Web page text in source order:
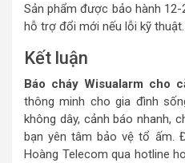
Sản phẩm được bảo hành
hỗ trợ đổi mới nếu lỗi kỹ thuật.
Kết luận
Báo cháy Wisualarm cho
thông minh cho gia đình
không dây, cảnh báo nhanh,
bạn yên tâm bảo vệ tổ ấm.
Hoàng Telecom qua hotline